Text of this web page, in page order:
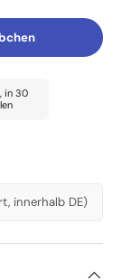
in 30
innerhalb DE)